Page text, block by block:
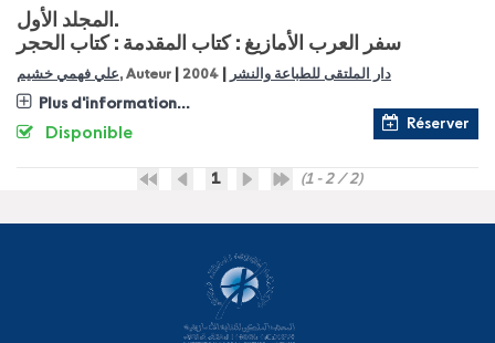
المجلد الأول.
سفر العرب الأمازيغ : كتاب المقدمة : كتاب الحجر
علي فهمي خشيم, Auteur دار الملتقى للطباعة والنشر 2004
Plus d'information...
Réserver
Disponible
1 (1 - 2 / 2)